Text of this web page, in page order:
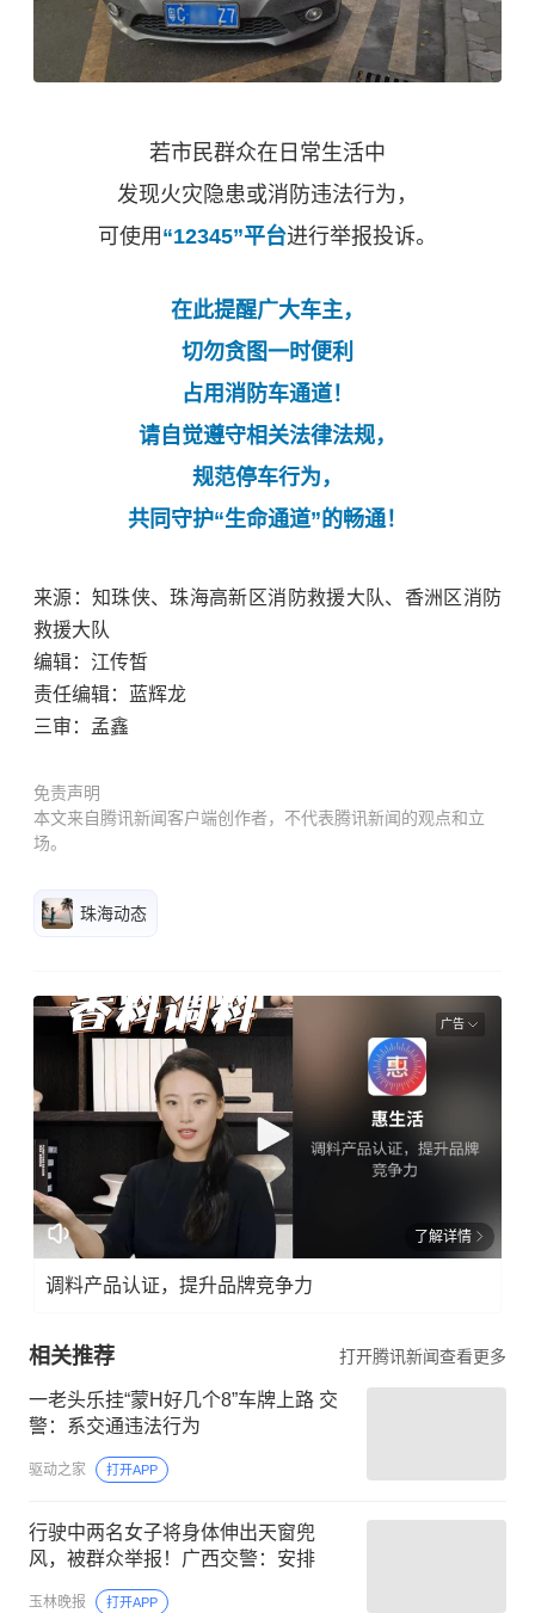
若市民群众在日常生活中
发现火灾隐患或消防违法行为，
可使用 “12345”平台进行举报投诉。
在此提醒广大车主，
切勿贪图一时便利
占用消防车通道！
请自觉遵守相关法律法规，
规范停车行为，
共同守护“生命通道”的畅通！
来源：知珠侠、珠海高新区消防救援大队、香洲区消防
救援大队
编辑：江传皙
责任编辑：蓝辉龙
三审：孟鑫
免责声明
本文来自腾讯新闻客户端创作者，不代表腾讯新闻的观点和立
场。
珠海动态
广告
了解详情
调料产品认证，提升品牌竞争力
相关推荐 打开腾讯新闻查看更多
一老头乐挂“蒙H好几个8”车牌上路 交
警：系交通违法行为
驱动之家 打开APP
行驶中两名女子将身体伸出天窗兜
风，被群众举报！广西交警：安排
玉林晚报 打开APP